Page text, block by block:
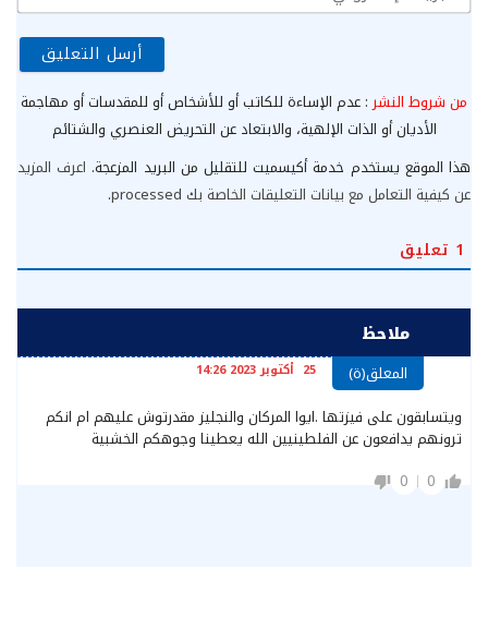
من شروط النشر : عدم الإساءة للكاتب أو للأشخاص أو للمقدسات أو مهاجمة
الأديان أو الذات الإلهية، والابتعاد عن التحريض العنصري والشتائم
هذا الموقع يستخدم خدمة أكيسميت للتقليل من البريد المزعجة. اعرف المزيد
عن كيفية التعامل مع بيانات التعليقات الخاصة بك processed
.
1 تعليق
ملاحظ
المعلق(ة) 25 أكتوبر 2023 14:26
ويتسابقون على فيزتها .ايوا المركان والنجليز مقدرتوش عليهم ام انكم
ترونهم يدافعون عن الفلطينيين الله يعطينا وجوهكم الخشبية
0
0